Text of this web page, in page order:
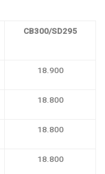
CB300/SD295
18.900
18.800
18.800
18.800